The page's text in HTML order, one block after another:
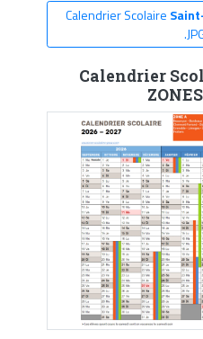
Calendrier Scolaire
Calendrier